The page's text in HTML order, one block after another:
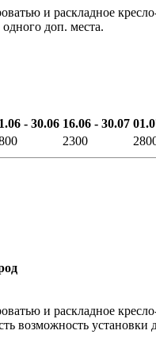
и раскладное
доп. места.
- 30.06 16.06 - 30.07
2300
и раскладное
возможность установки